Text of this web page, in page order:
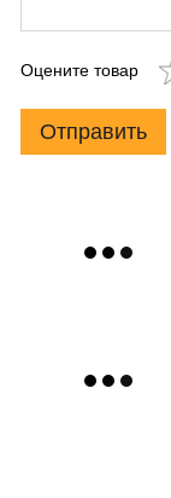
Оцените товар
Отправить